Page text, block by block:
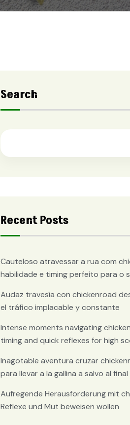
Search
Recent Posts
Cauteloso atravessar a rua com
habilidade e timing perfeito para o
Audaz travesía con chickenroad
el tráfico implacable y constante
Intense moments navigating
timing and quick reflexes for high
Inagotable aventura cruzar
para llevar a la gallina a salvo al final
Aufregende Herausforderung mit
Reflexe und Mut beweisen wollen